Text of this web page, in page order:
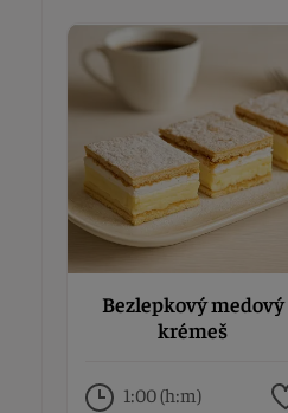
Bezlepkový medový
krémeš
1:00 (h:m)